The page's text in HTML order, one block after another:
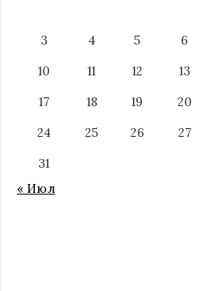
3
4 5 6
10
11 12 13
17
18 19 20
24
25 26 27
31
« Июл